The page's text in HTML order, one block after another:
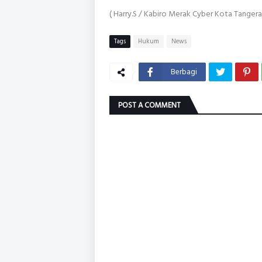
( Harry.S / Kabiro Merak Cyber Kota
Tags Hukum News
Berbagi
POST A COMMENT